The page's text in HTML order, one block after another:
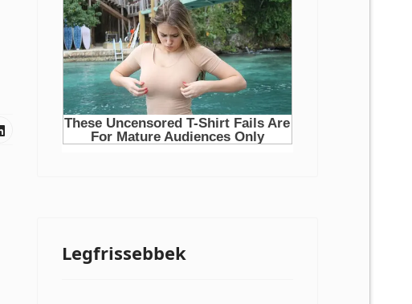
Legfrissebbek